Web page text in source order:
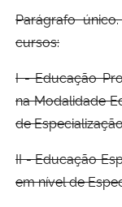
Parágrafo
cursos:
I - Educação
na Modalidade
de
II - Educação
em nível de